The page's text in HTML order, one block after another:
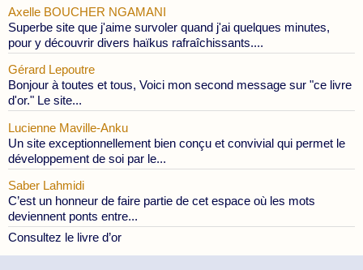
Axelle BOUCHER NGAMANI
Superbe site que j'aime survoler quand j'ai quelques minutes,
pour y découvrir divers haïkus rafraîchissants....
Gérard Lepoutre
Bonjour à toutes et tous, Voici mon second message sur "ce livre
d'or." Le site...
Lucienne Maville-Anku
Un site exceptionnellement bien conçu et convivial qui permet le
développement de soi par le...
Saber Lahmidi
C’est un honneur de faire partie de cet espace où les mots
deviennent ponts entre...
Consultez le livre d’or